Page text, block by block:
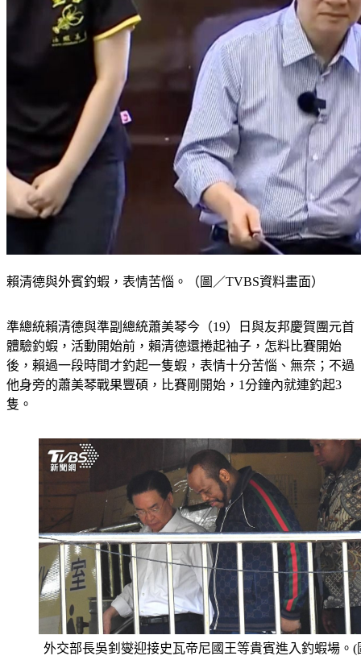
賴清德與外賓釣蝦，表情苦惱。（圖／TVBS資料畫面）
準總統賴清德與準副總統蕭美琴今（19）日與友邦慶賀團元首
體驗釣蝦，活動開始前，賴清德還捲起袖子，怎料比賽開始
後，賴過一段時間才釣起一隻蝦，表情十分苦惱、無奈；不過
他身旁的蕭美琴戰果豐碩，比賽剛開始，1分鐘內就連釣起3
隻。
外交部長吳釗燮迎接史瓦帝尼國王等貴賓進入釣蝦場。(